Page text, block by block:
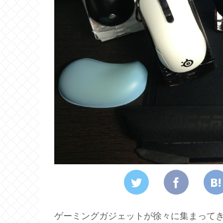
ゲーミングガジェットが徐々に集まって